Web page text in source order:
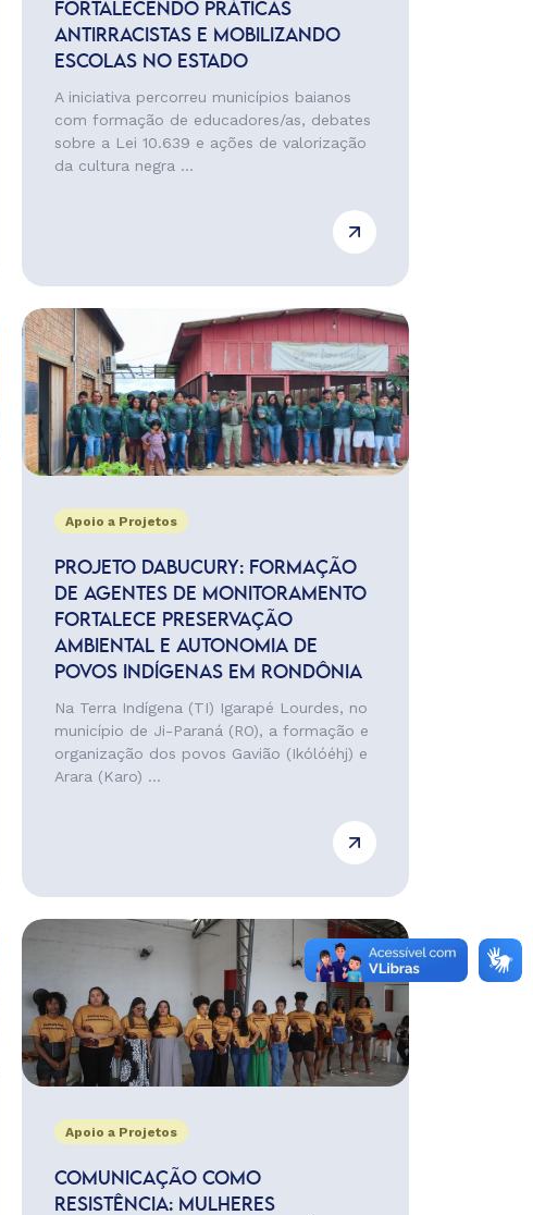
FORTALECENDO PRÁTICAS
ANTIRRACISTAS E MOBILIZANDO
ESCOLAS NO ESTADO
A iniciativa percorreu municípios baianos
com formação de educadores/as, debates
sobre a Lei 10.639 e ações de valorização
da cultura negra ...
Apoio a Projetos
PROJETO DABUCURY: FORMAÇÃO
DE AGENTES DE MONITORAMENTO
FORTALECE PRESERVAÇÃO
AMBIENTAL E AUTONOMIA DE
POVOS INDÍGENAS EM RONDÔNIA
Na Terra Indígena (TI) Igarapé Lourdes, no
município de Ji-Paraná (RO), a formação e
organização dos povos Gavião (Ikólóéhj) e
Arara (Karo) ...
Apoio a Projetos
COMUNICAÇÃO COMO
RESISTÊNCIA: MULHERES